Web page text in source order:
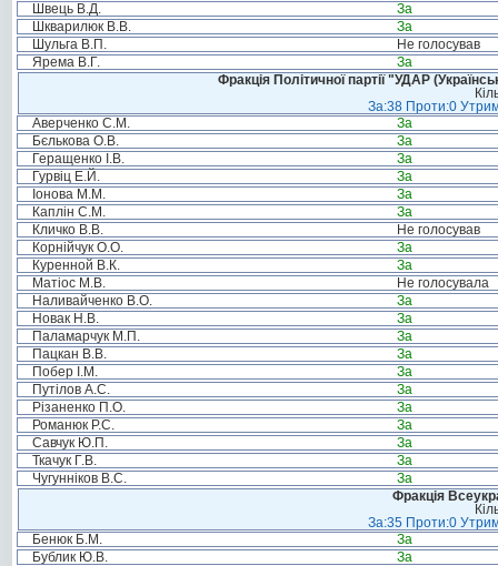
Швець В.Д.
За
Шкварилюк В.В.
За
Шульга В.П.
Не голосував
Ярема В.Г.
За
Фракція Політичної партії "УДАР
За:38 Проти:0
Аверченко С.М.
За
Бєлькова О.В.
За
Геращенко І.В.
За
Гурвіц Е.Й.
За
Іонова М.М.
За
Каплін С.М.
За
Кличко В.В.
Не голосував
Корнійчук О.О.
За
Куренной В.К.
За
Матіос М.В.
Не голосувала
Наливайченко В.О.
За
Новак Н.В.
За
Паламарчук М.П.
За
Пацкан В.В.
За
Побер І.М.
За
Путілов А.С.
За
Різаненко П.О.
За
Романюк Р.С.
За
Савчук Ю.П.
За
Ткачук Г.В.
За
Чугунніков В.С.
За
Фракція
За:35 Проти:0
Бенюк Б.М.
За
Бублик Ю.В.
За